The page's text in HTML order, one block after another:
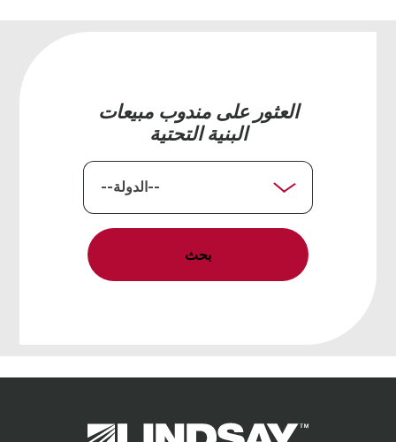
العثور على مندوب مبيعات
البنية التحتية
الدولة
بحث
Lindsay.